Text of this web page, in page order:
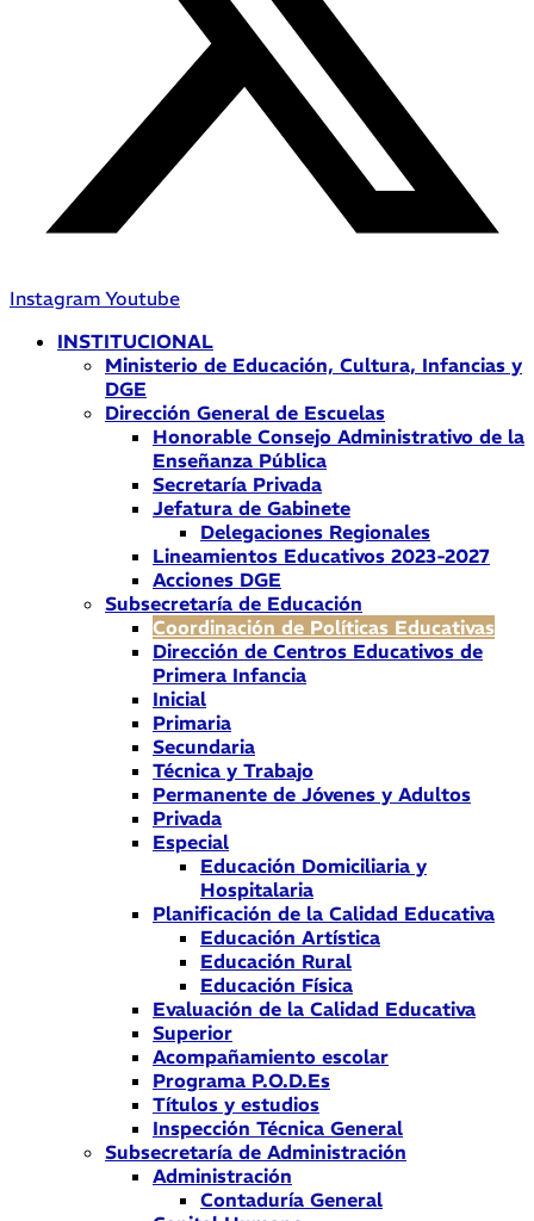
Instagram Youtube
INSTITUCIONAL
Ministerio de Educación, Cultura, Infancias y
DGE
Dirección General de Escuelas
Honorable Consejo Administrativo de la
Enseñanza Pública
Secretaría Privada
Jefatura de Gabinete
Delegaciones Regionales
Lineamientos Educativos 2023-2027
Acciones DGE
Subsecretaría de Educación
Coordinación de Políticas Educativas
Dirección de Centros Educativos de
Primera Infancia
Inicial
Primaria
Secundaria
Técnica y Trabajo
Permanente de Jóvenes y Adultos
Privada
Especial
Educación Domiciliaria y
Hospitalaria
Planificación de la Calidad Educativa
Educación Artística
Educación Rural
Educación Física
Evaluación de la Calidad Educativa
Superior
Acompañamiento escolar
Programa P.O.D.Es
Títulos y estudios
Inspección Técnica General
Subsecretaría de Administración
Administración
Contaduría General